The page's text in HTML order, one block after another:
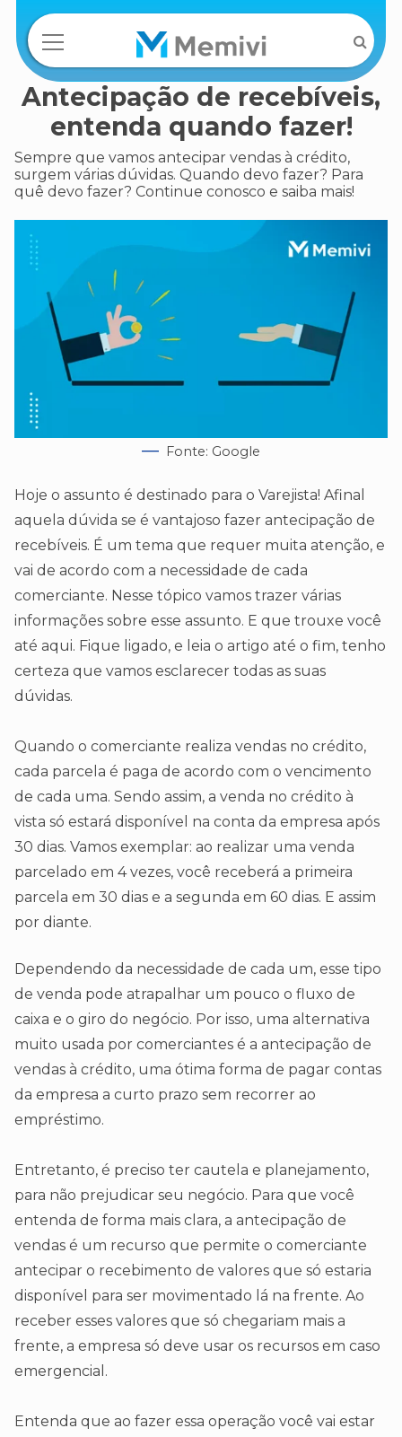
Antecipação de recebíveis,
entenda quando fazer!
Sempre que vamos antecipar vendas à crédito,
surgem várias dúvidas. Quando devo fazer? Para
quê devo fazer? Continue conosco e saiba mais!
Fonte: Google
Hoje o assunto é destinado para o Varejista! Afinal
aquela dúvida se é vantajoso fazer antecipação de
recebíveis. É um tema que requer muita atenção, e
vai de acordo com a necessidade de cada
comerciante. Nesse tópico vamos trazer várias
informações sobre esse assunto. E que trouxe você
até aqui. Fique ligado, e leia o artigo até o fim, tenho
certeza que vamos esclarecer todas as suas
dúvidas.
Quando o comerciante realiza vendas no crédito,
cada parcela é paga de acordo com o vencimento
de cada uma. Sendo assim, a venda no crédito à
vista só estará disponível na conta da empresa após
30 dias. Vamos exemplar: ao realizar uma venda
parcelado em 4 vezes, você receberá a primeira
parcela em 30 dias e a segunda em 60 dias. E assim
por diante.
Dependendo da necessidade de cada um, esse tipo
de venda pode atrapalhar um pouco o fluxo de
caixa e o giro do negócio. Por isso, uma alternativa
muito usada por comerciantes é a antecipação de
vendas à crédito, uma ótima forma de pagar contas
da empresa a curto prazo sem recorrer ao
empréstimo.
Entretanto, é preciso ter cautela e planejamento,
para não prejudicar seu negócio. Para que você
entenda de forma mais clara, a antecipação de
vendas é um recurso que permite o comerciante
antecipar o recebimento de valores que só estaria
disponível para ser movimentado lá na frente. Ao
receber esses valores que só chegariam mais a
frente, a empresa só deve usar os recursos em caso
emergencial.
Entenda que ao fazer essa operação você vai estar